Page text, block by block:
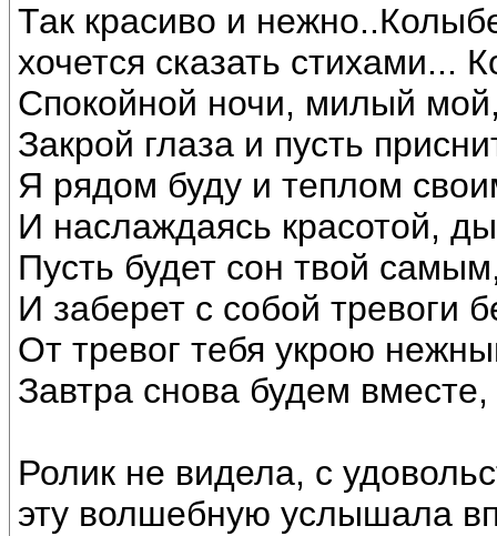
Так красиво и
хочется сказать стихами...
Спокойной ночи, милый
Закрой глаза и пусть
Я рядом буду и теплом
И наслаждаясь красотой,
Пусть будет сон твой
И заберет с собой тревоги
От тревог тебя укрою
Завтра снова будем
Ролик не видела, с
эту волшебную услышала